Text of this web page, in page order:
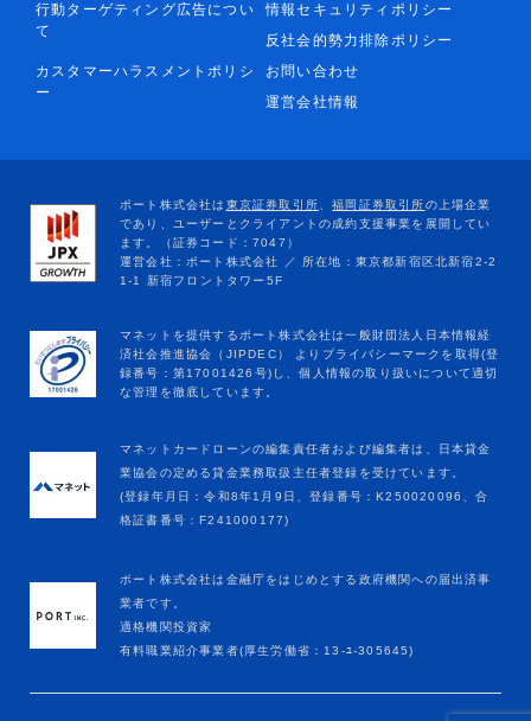
行動ターゲティング広告につい
て
情報セキュリティポリシー
反社会的勢力排除ポリシー
カスタマーハラスメントポリシ
ー
お問い合わせ
運営会社情報
マネットカードローンの編集責任者および編集者は、日本貸金
業協会の定める貸金業務取扱主任者登録を受けています。
(登録年月日：令和8年1月9日、登録番号：K250020096、合
格証書番号：F241000177)
ポート株式会社は金融庁をはじめとする政府機関への届出済事
業者です。
適格機関投資家
有料職業紹介事業者(厚生労働省：13-ﾕ-305645)